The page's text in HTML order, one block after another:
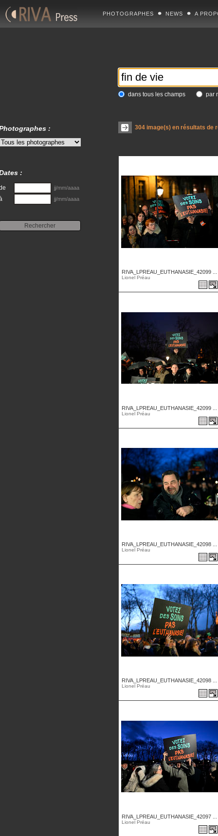
PHOTOGRAPHES NEWS A
dans tous les champs par
304image(s) en résultats de
RIVA_LPREAU_EUTHANASIE_42099 ...
Lionel Préau
RIVA_LPREAU_EUTHANASIE_42099 ...
Lionel Préau
RIVA_LPREAU_EUTHANASIE_42098 ...
Lionel Préau
RIVA_LPREAU_EUTHANASIE_42098 ...
Lionel Préau
RIVA_LPREAU_EUTHANASIE_42097 ...
Lionel Préau
:
:
jj/mm/aaaa
jj/mm/aaaa